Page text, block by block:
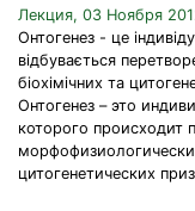
Лекция, 03 Ноября
Онтогенез - це
відбувається
біохімічних та
Онтогенез – это
которого происходит
цитогенетических